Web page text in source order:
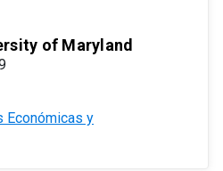
of Maryland
Económicas y